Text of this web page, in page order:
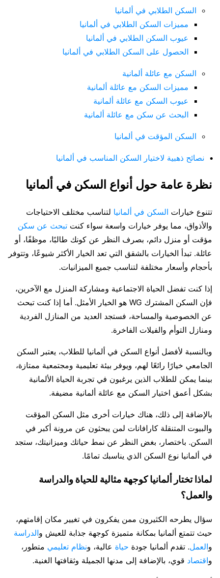
السكن الطلابي في ألمانيا
مميزات السكن الطلابي في ألمانيا
عيوب السكن الطلابي في ألمانيا
الحصول على السكن الطلابي في ألمانيا
السكن مع عائلة ألمانية
مميزات السكن مع عائلة ألمانية
عيوب السكن مع عائلة ألمانية
البحث عن سكن مع عائلة ألمانية
السكن المؤقت في ألمانيا
نصائح ذهبية لاختيار السكن المناسب في ألمانيا
نظرة عامة حول أنواع السكن في ألمانيا
تتنوع خيارات السكن في ألمانيا لتناسب مختلف الاحتياجات
والأذواق، مما يوفر خيارات واسعة سواء كنت تبحث عن سكن
مؤقت أو منزل دائم، بصرف النظر عن كونك طالبًا، موظفًا، أو
عائلة. تبدأ الخيارات بالشقق التي تعد الخيار الأكثر شيوعًا، وتتوفر
بأحجام وأسعار مختلفة لتناسب جميع الميزانيات.
إذا كنت تفضل الحياة الاجتماعية ومشاركة المنزل مع الآخرين،
فإن السكن المشترك WG هو الخيار الأمثل. أما إذا كنت تبحث
عن الخصوصية والمساحة، فستجد العديد من المنازل الفردية
ومنازل التوأم والفيلات الفاخرة.
وبالنسبة لأفضل أنواع السكن في ألمانيا للطلاب، يعتبر السكن
الجامعي خيارًا رائعًا لهم، ويوفر بيئة تعليمية ومجتمعية ممتازة،
بينما يمكن للطلاب الذين يرغبون في تجربة الحياة الألمانية
بشكل أعمق اختيار السكن مع عائلة ألمانية مضيفة.
بالإضافة إلى ذلك، هناك خيارات أخرى مثل السكن المؤقت
والبيوت المتنقلة كارافانات لمن يبحثون عن مرونة أكبر في
السكن. باختصار، بغض النظر عن نمط حياتك وميزانيتك، ستجد
في ألمانيا نوع السكن الذي يناسبك تمامًا.
لماذا تختار ألمانيا كوجهة مثالية للحياة والدراسة
والعمل؟
سؤال يطرحه الكثيرون ممن يفكرون في تغيير مكان إقامتهم،
حيث تتمتع ألمانيا بمكانة متميزة كوجهة جذابة للعيش والدراسة
والعمل. تقدم ألمانيا جودة حياة عالية، ونظام تعليمي متطور،
واقتصاد قوي، بالإضافة إلى مدنها الجميلة وثقافتها الغنية.